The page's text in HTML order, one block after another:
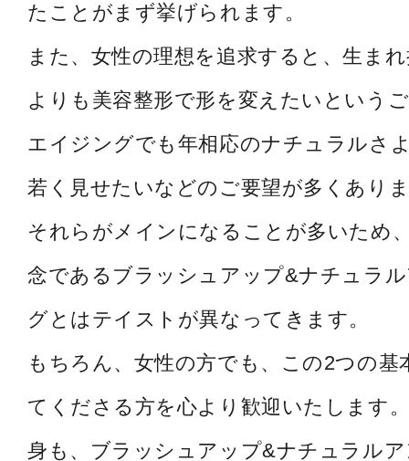
たことがまず挙げられます。
また、女性の理想を追求すると、生ま
よりも美容整形で形を変えたいという
エイジングでも年相応のナチュラルさ
若く見せたいなどのご要望が多くあり
それらがメインになることが多いため
念であるブラッシュアップ&ナチュラ
グとはテイストが異なってきます。
もちろん、女性の方でも、この2つの基
てくださる方を心より歓迎いたします
身も、ブラッシュアップ&ナチュラル